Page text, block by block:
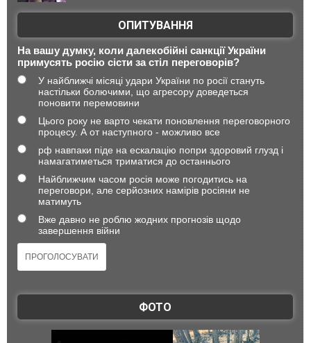
ОПИТУВАННЯ
На вашу думку, коли далекобійні санкції України
примусять росію сісти за стіл переговорів?
У найближчі місяці удари України по росії стануть
настільки болючими, що агресору доведеться
поновити перемовини
Цього року не варто чекати поновлення переговорного
процесу. А от наступного - можливо все
рф навпаки піде на ескалацію попри здоровий глузд і
намагатиметься триматися до останнього
Найближчим часом росія може погодитись на
переговори, але серйозних намірів росіяни не
матимуть
Вже давно не роблю жодних прогнозів щодо
завершення війни
ФОТО